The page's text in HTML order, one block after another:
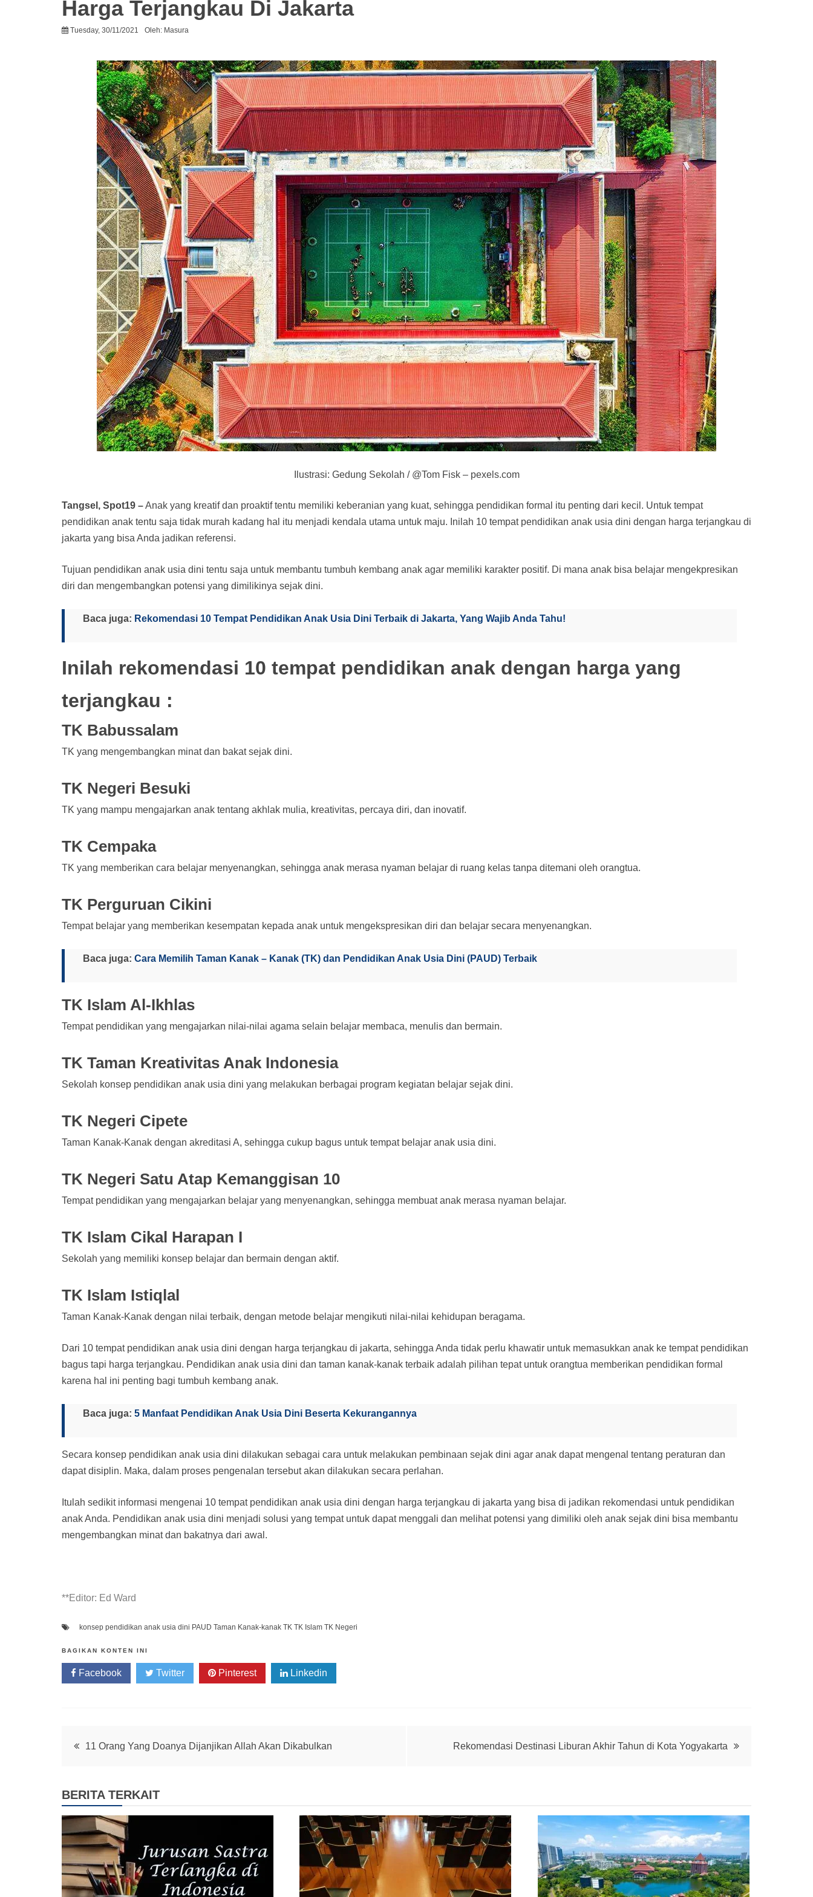
Harga Terjangkau Di Jakarta
Tuesday, 30/11/2021 Oleh: Masura
Ilustrasi: Gedung Sekolah / @Tom Fisk – pexels.com
Tangsel, Spot19 –Anak yang kreatif dan proaktif tentu memiliki keberanian yang kuat, sehingga pendidikan formal itu penting dari kecil. Untuk tempat
pendidikan anak tentu saja tidak murah kadang hal itu menjadi kendala utama untuk maju. Inilah 10 tempat pendidikan anak usia dini dengan harga terjangkau di
jakarta yang bisa Anda jadikan referensi.
Tujuan pendidikan anak usia dini tentu saja untuk membantu tumbuh kembang anak agar memiliki karakter positif. Di mana anak bisa belajar mengekpresikan
diri dan mengembangkan potensi yang dimilikinya sejak dini.
Baca juga: Rekomendasi 10 Tempat Pendidikan Anak Usia Dini Terbaik di Jakarta, Yang Wajib Anda Tahu!
Inilah rekomendasi 10 tempat pendidikan anak dengan harga yang
terjangkau :
TK Babussalam
TK yang mengembangkan minat dan bakat sejak dini.
TK Negeri Besuki
TK yang mampu mengajarkan anak tentang akhlak mulia, kreativitas, percaya diri, dan inovatif.
TK Cempaka
TK yang memberikan cara belajar menyenangkan, sehingga anak merasa nyaman belajar di ruang kelas tanpa ditemani oleh orangtua.
TK Perguruan Cikini
Tempat belajar yang memberikan kesempatan kepada anak untuk mengekspresikan diri dan belajar secara menyenangkan.
Baca juga: Cara Memilih Taman Kanak – Kanak (TK) dan Pendidikan Anak Usia Dini (PAUD) Terbaik
TK Islam Al-Ikhlas
Tempat pendidikan yang mengajarkan nilai-nilai agama selain belajar membaca, menulis dan bermain.
TK Taman Kreativitas Anak Indonesia
Sekolah konsep pendidikan anak usia dini yang melakukan berbagai program kegiatan belajar sejak dini.
TK Negeri Cipete
Taman Kanak-Kanak dengan akreditasi A, sehingga cukup bagus untuk tempat belajar anak usia dini.
TK Negeri Satu Atap Kemanggisan 10
Tempat pendidikan yang mengajarkan belajar yang menyenangkan, sehingga membuat anak merasa nyaman belajar.
TK Islam Cikal Harapan I
Sekolah yang memiliki konsep belajar dan bermain dengan aktif.
TK Islam Istiqlal
Taman Kanak-Kanak dengan nilai terbaik, dengan metode belajar mengikuti nilai-nilai kehidupan beragama.
Dari 10 tempat pendidikan anak usia dini dengan harga terjangkau di jakarta, sehingga Anda tidak perlu khawatir untuk memasukkan anak ke tempat pendidikan
bagus tapi harga terjangkau. Pendidikan anak usia dini dan taman kanak-kanak terbaik adalah pilihan tepat untuk orangtua memberikan pendidikan formal
karena hal ini penting bagi tumbuh kembang anak.
Baca juga: 5 Manfaat Pendidikan Anak Usia Dini Beserta Kekurangannya
Secara konsep pendidikan anak usia dini dilakukan sebagai cara untuk melakukan pembinaan sejak dini agar anak dapat mengenal tentang peraturan dan
dapat disiplin. Maka, dalam proses pengenalan tersebut akan dilakukan secara perlahan.
Itulah sedikit informasi mengenai 10 tempat pendidikan anak usia dini dengan harga terjangkau di jakarta yang bisa di jadikan rekomendasi untuk pendidikan
anak Anda. Pendidikan anak usia dini menjadi solusi yang tempat untuk dapat menggali dan melihat potensi yang dimiliki oleh anak sejak dini bisa membantu
mengembangkan minat dan bakatnya dari awal.
**Editor: Ed Ward
konsep pendidikan anak usia dini PAUD Taman Kanak-kanak TK TK Islam TK Negeri
BAGIKAN KONTEN INI
Facebook Twitter Pinterest Linkedin
Post
11 Orang Yang Doanya Dijanjikan Allah Akan Dikabulkan Rekomendasi Destinasi Liburan Akhir Tahun di Kota Yogyakarta
BERITA TERKAIT